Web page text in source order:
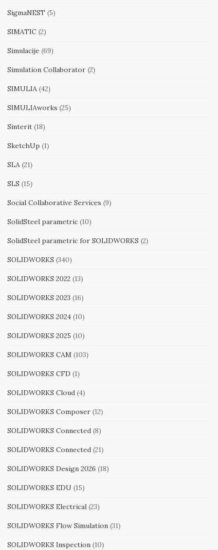
SigmaNEST (5)
SIMATIC (2)
Simulacije (69)
Simulation Collaborator (2)
SIMULIA (42)
SIMULIAworks (25)
Sinterit (18)
SketchUp (1)
SLA (21)
SLS (15)
Social Collaborative Services (9)
SolidSteel parametric (10)
SolidSteel parametric for SOLIDWORKS (2)
SOLIDWORKS (340)
SOLIDWORKS 2022 (13)
SOLIDWORKS 2023 (16)
SOLIDWORKS 2024 (10)
SOLIDWORKS 2025 (10)
SOLIDWORKS CAM (103)
SOLIDWORKS CFD (1)
SOLIDWORKS Cloud (4)
SOLIDWORKS Composer (12)
SOLIDWORKS Connected (8)
SOLIDWORKS Connected (21)
SOLIDWORKS Design 2026 (18)
SOLIDWORKS EDU (15)
SOLIDWORKS Electrical (23)
SOLIDWORKS Flow Simulation (31)
SOLIDWORKS Inspection (10)